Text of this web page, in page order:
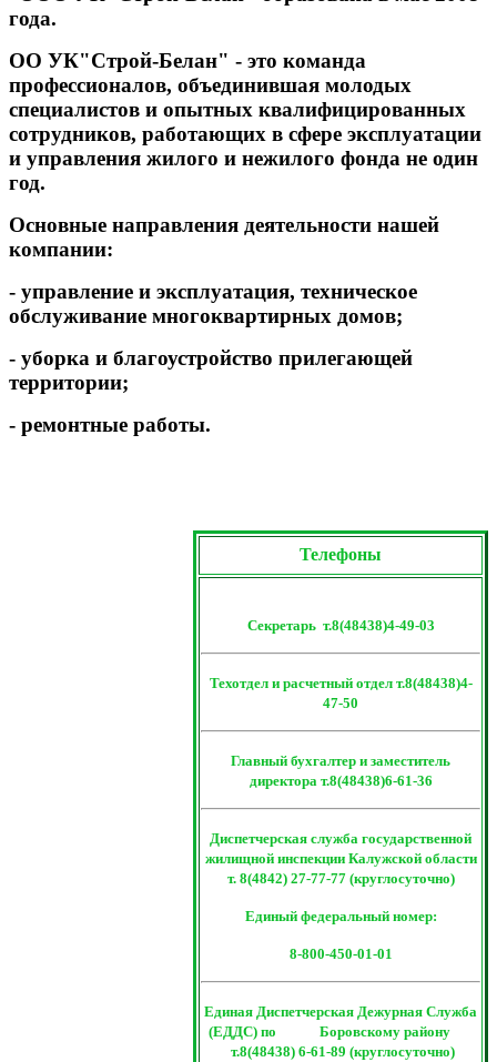
года.
ОО УК"Строй-Белан" - это команда
профессионалов, объединившая молодых
специалистов и опытных квалифицированных
сотрудников, работающих в сфере эксплуатации
и управления жилого и нежилого фонда не один
год.
Основные направления деятельности нашей
компании:
- управление и эксплуатация, техническое
обслуживание многоквартирных домов;
- уборка и благоустройство прилегающей
территории;
- ремонтные работы.
Телефоны
Секретарь т.8(48438)4-49-03
Техотдел и расчетный отдел т.8(48438)4-
47-50
Главный бухгалтер и заместитель
директора т.8(48438)6-61-36
Диспетчерская служба государственной
жилищной инспекции Калужской области
т. 8(4842) 27-77-77 (круглосуточно)
Единый федеральный номер:
8-800-450-01-01
Единая Диспетчерская Дежурная Служба
(ЕДДС) по Боровскому району
т.8(48438) 6-61-89 (круглосуточно)